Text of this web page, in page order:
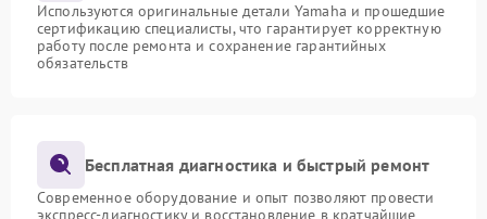
Используются оригинальные детали Yamaha и прошедшие
сертификацию специалисты, что гарантирует корректную
работу после ремонта и сохранение гарантийных
обязательств
Бесплатная диагностика и быстрый ремонт
Современное оборудование и опыт позволяют провести
экспресс-диагностику и восстановление в кратчайшие